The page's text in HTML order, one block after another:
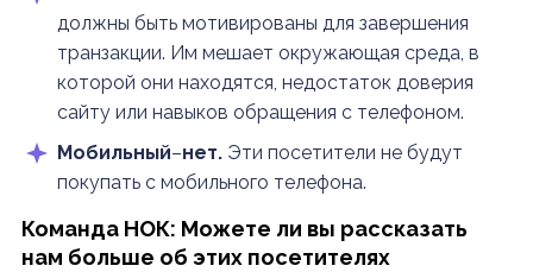
должны быть мотивированы для завершения
транзакции. Им мешает окружающая среда, в
которой они находятся, недостаток доверия
сайту или навыков обращения с телефоном.
Мобильный–нет.Эти посетители не будут
покупать с мобильного телефона.
Команда НОК: Можете ли вы рассказать
нам больше об этих посетителях